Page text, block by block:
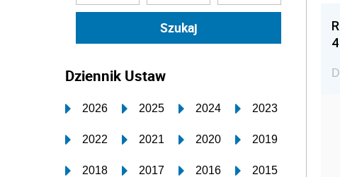
Dziennik Ustaw
2026 2025 2024 2023
2022 2021 2020 2019
2018 2017 2016 2015